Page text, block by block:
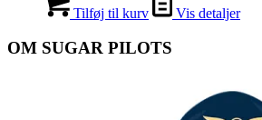
Tilføj til kurv Vis detaljer
OM SUGAR PILOTS